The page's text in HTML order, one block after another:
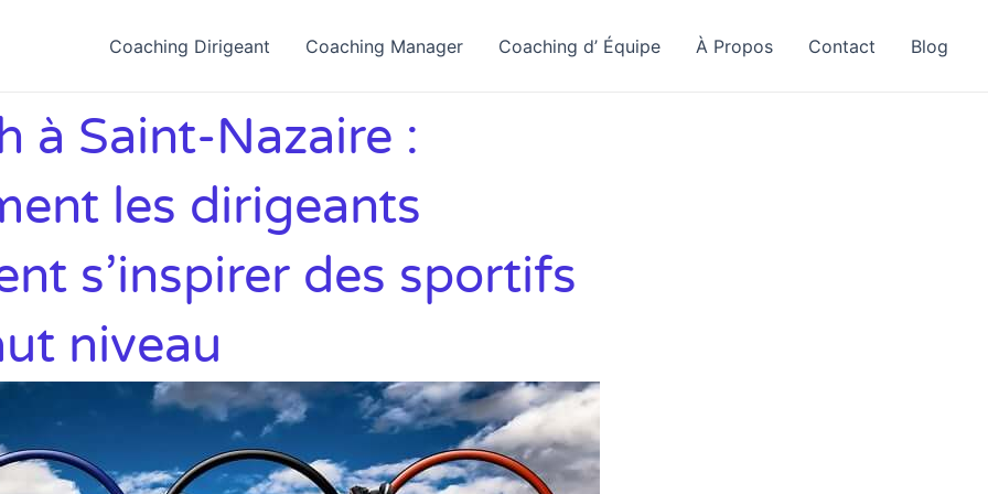
Coaching Dirigeant Coaching Manager Coaching d’ Équipe À Propos Contact Blog
à Saint-Nazaire :
les dirigeants
s’inspirer des sportifs
niveau